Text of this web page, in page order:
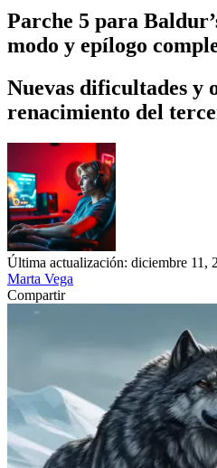
Parche 5 para
modo y epílogo
Nuevas dificultades y
renacimiento del
Última actualización: diciembre 11,
Marta Vega
Compartir